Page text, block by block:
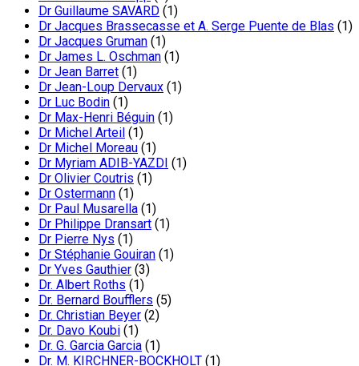
Dr Guillaume SAVARD (1)
Dr Jacques Brassecasse et A. Serge Puente de Blas (1)
Dr Jacques Gruman (1)
Dr James L. Oschman (1)
Dr Jean Barret (1)
Dr Jean-Loup Dervaux (1)
Dr Luc Bodin (1)
Dr Max-Henri Béguin (1)
Dr Michel Arteil (1)
Dr Michel Moreau (1)
Dr Myriam ADIB-YAZDI (1)
Dr Olivier Coutris (1)
Dr Ostermann (1)
Dr Paul Musarella (1)
Dr Philippe Dransart (1)
Dr Pierre Nys (1)
Dr Stéphanie Gouiran (1)
Dr Yves Gauthier (3)
Dr. Albert Roths (1)
Dr. Bernard Boufflers (5)
Dr. Christian Beyer (2)
Dr. Davo Koubi (1)
Dr. G. Garcia Garcia (1)
Dr. M. KIRCHNER-BOCKHOLT (1)